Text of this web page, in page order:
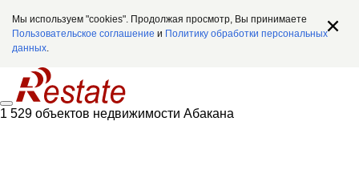
Мы используем "cookies". Продолжая просмотр, Вы принимаете
Пользовательское соглашение и Политику обработки персональных
данных.
1 529 объектов недвижимости Абакана